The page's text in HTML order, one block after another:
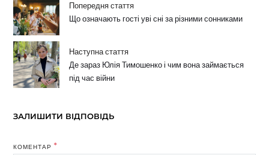
Попередня стаття
Що означають гості уві сні за різними сонниками
Наступна стаття
Де зараз Юлія Тимошенко і чим вона займається
під час війни
ЗАЛИШИТИ ВІДПОВІДЬ
КОМЕНТАР *